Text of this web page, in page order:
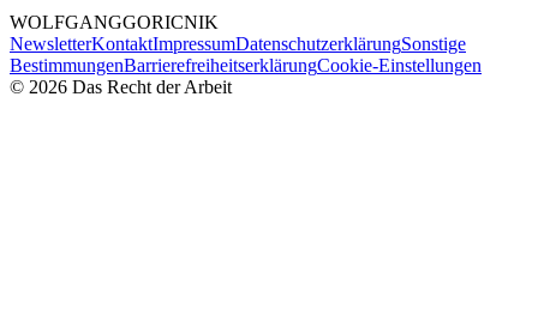
WOLFGANGGORICNIK
NewsletterKontaktImpressumDatenschutzerklärungSonstige
BestimmungenBarrierefreiheitserklärungCookie-Einstellungen
© 2026 Das Recht der Arbeit